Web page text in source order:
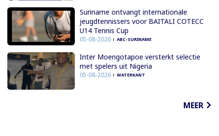
Suriname ontvangt internationale
jeugdtennissers voor BAITALI COTECC
U14 Tennis Cup
05-08-2026 ABC-SURINAME
Inter Moengotapoe versterkt selectie
met spelers uit Nigeria
05-08-2026 WATERKANT
MEER